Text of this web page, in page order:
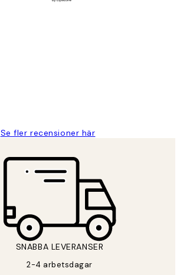
Se fler recensioner här
SNABBA LEVERANSER
2-4 arbetsdagar